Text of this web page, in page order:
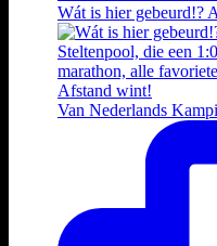
Wát is hier gebeurd!?
Van Nederlands